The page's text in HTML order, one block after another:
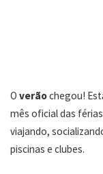
O verãochegou!
mês oficial das
viajando,
piscinas e clubes.